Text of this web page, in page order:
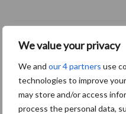
We value your privacy
We and our 4 partners use
technologies to improve
may store and/or access
process the personal data,
markt